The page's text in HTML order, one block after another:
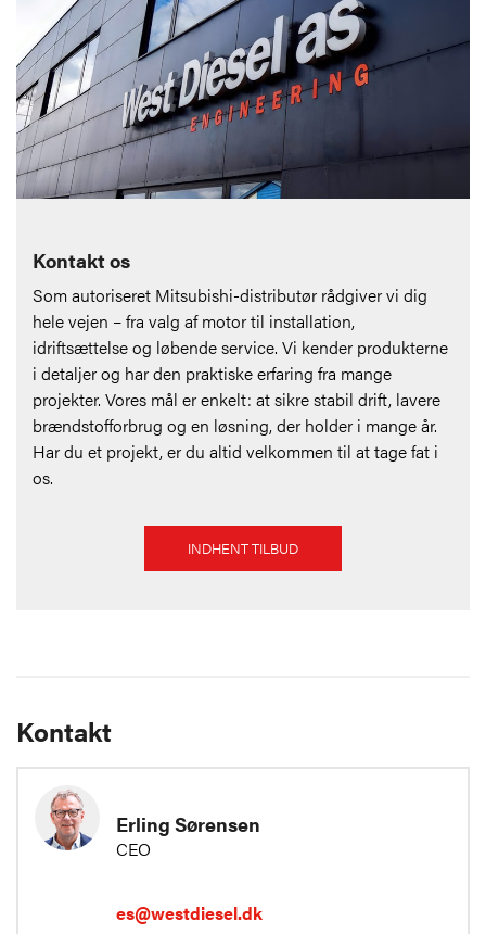
Kontakt os
Som autoriseret Mitsubishi-distributør rådgiver vi dig
hele vejen – fra valg af motor til installation,
idriftsættelse og løbende service. Vi kender produkterne
i detaljer og har den praktiske erfaring fra mange
projekter. Vores mål er enkelt: at sikre stabil drift, lavere
brændstofforbrug og en løsning, der holder i mange år.
Har du et projekt, er du altid velkommen til at tage fat i
os.
INDHENT TILBUD
Kontakt
Erling Sørensen
CEO
es@westdiesel.dk